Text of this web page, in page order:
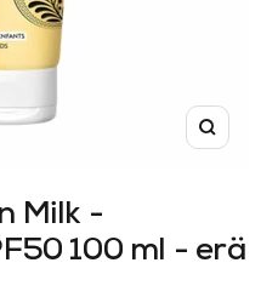
Milk -
100 ml - erä